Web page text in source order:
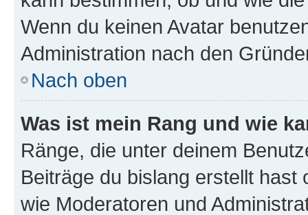
Wenn du keinen Avatar
Administration nach den
Nach oben
Was ist mein Rang und wie
Ränge, die unter deinem
Beiträge du bislang erstellt
wie Moderatoren und